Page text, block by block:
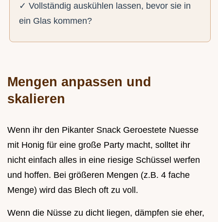
✓ Vollständig auskühlen lassen, bevor sie in
ein Glas kommen?
Mengen anpassen und
skalieren
Wenn ihr den Pikanter Snack Geroestete Nuesse
mit Honig für eine große Party macht, solltet ihr
nicht einfach alles in eine riesige Schüssel werfen
und hoffen. Bei größeren Mengen (z.B. 4 fache
Menge) wird das Blech oft zu voll.
Wenn die Nüsse zu dicht liegen, dämpfen sie eher,